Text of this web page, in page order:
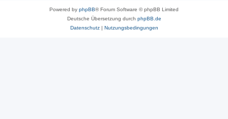
Powered by phpBB® Forum Software © phpBB Limited
Deutsche Übersetzung durch phpBB.de
Datenschutz| Nutzungsbedingungen